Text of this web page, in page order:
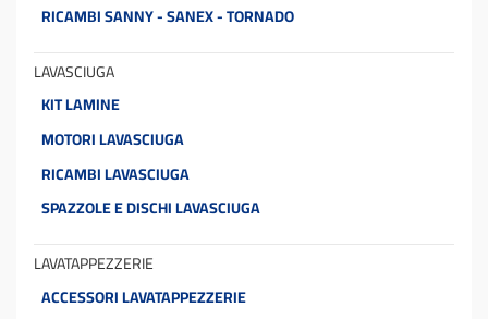
RICAMBI SANNY - SANEX - TORNADO
LAVASCIUGA
KIT LAMINE
MOTORI LAVASCIUGA
RICAMBI LAVASCIUGA
SPAZZOLE E DISCHI LAVASCIUGA
LAVATAPPEZZERIE
ACCESSORI LAVATAPPEZZERIE